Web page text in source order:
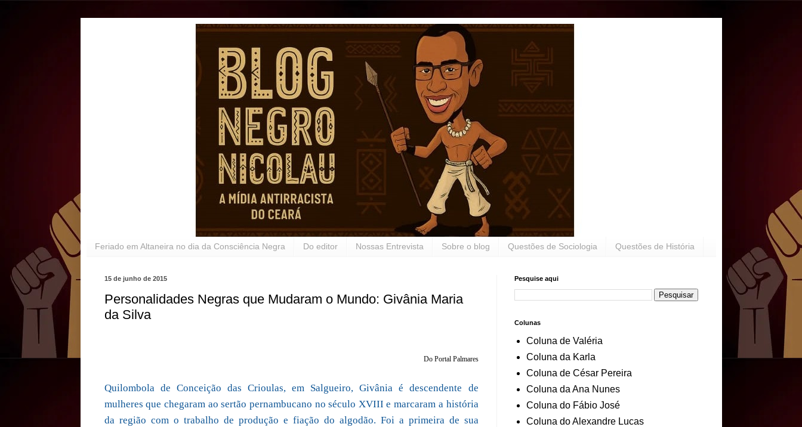
Feriado em Altaneira no dia da Consciência Negra Do editor Nossas Entrevista Sobre o blog Questões de Sociologia Questões de História
15 de junho de 2015
Personalidades Negras que Mudaram o Mundo: Givânia Maria
da Silva
Do Portal Palmares
Quilombola de Conceição das Crioulas, em Salgueiro, Givânia é descendente de
mulheres que chegaram ao sertão pernambucano no século XVIII e marcaram a história
da região com o trabalho de produção e fiação do algodão. Foi a primeira de sua
Pesquise aqui
Colunas
Coluna de Valéria
Coluna da Karla
Coluna de César Pereira
Coluna da Ana Nunes
Coluna do Fábio José
Coluna do Alexandre Lucas